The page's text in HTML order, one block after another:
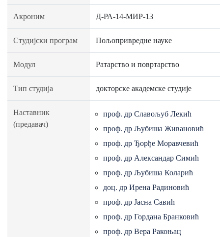
Акроним Д-РА-14-МИР-13
Студијски програм Пољопривредне науке
Модул Ратарство и повртарство
Тип студија докторске академске студије
Наставник
(предавач)
проф. др Славољуб Лекић
проф. др Љубиша Живановић
проф. др Ђорђе Моравчевић
проф. др Александар Симић
проф. др Љубиша Коларић
доц. др Ирена Радиновић
проф. др Јасна Савић
проф. др Гордана Бранковић
проф. др Вера Ракоњац